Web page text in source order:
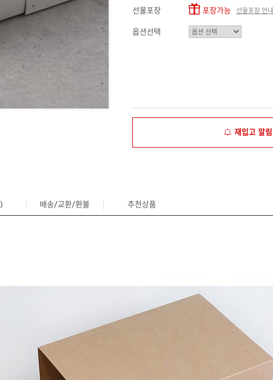
선물포장 포장가능 선물포장 안내
옵션선택
재입고 알림
) 배송/교환/환불 추천상품